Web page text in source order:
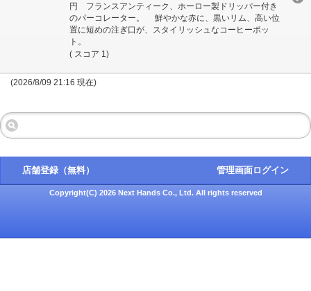
円 フランスアンティーク、ホーロー製ドリッパー付き
のパーコレーター。 鮮やかな赤に、黒いリム、高い位
置に短めの注ぎ口が、スタイリッシュなコーヒーポッ
ト。
( スコア 1)
(2026/8/09 21:16 現在)
店舗登録（無料） 管理画面ログイン
Copyright(C) 2026 Next Hands Co., Ltd. All rights reserved